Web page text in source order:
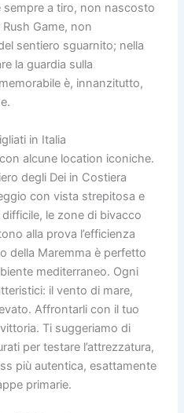
a tiro, non nascosto
Game, non
sentiero sguarnito; nella
la guardia sulla
è, innanzitutto,
in Italia
alcune location iconiche.
degli Dei in Costiera
con vista strepitosa e
le zone di bivacco
alla prova l’efficienza
della Maremma è perfetto
mediterraneo. Ogni
il vento di mare,
Affrontarli con il tuo
Ti suggeriamo di
per testare l’attrezzatura,
più autentica, esattamente
primarie.